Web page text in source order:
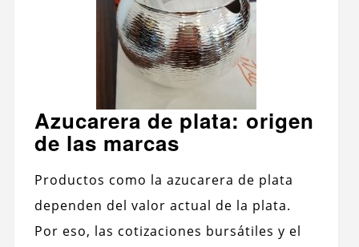
Azucarera de plata: origen
de las marcas
Productos como la azucarera de plata
dependen del valor actual de la plata.
Por eso, las cotizaciones bursátiles y el